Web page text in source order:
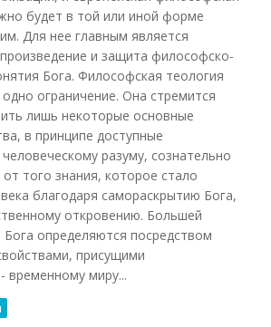
будет в той или иной форме
Для нее главным является
и защита философско-
Бога. Философская теология
ограничение. Она стремится
лишь некоторые основные
в принципе доступные
разуму, сознательно
того знания, которое стало
благодаря самораскрытию Бога,
откровению. Большей
определяются посредством
присущими
временному миру...